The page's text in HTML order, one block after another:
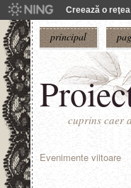
Creează o
principal
cuprins caer
Evenimente viitoare